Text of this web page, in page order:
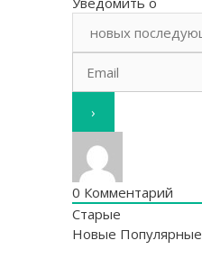
0 Комментарий
Старые
Новые Популярные